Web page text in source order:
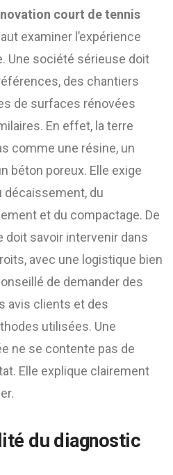
court de tennis
examiner l’expérience
Une société sérieuse doit
des chantiers
de surfaces rénovées
En effet, la terre
comme une résine, un
béton poreux. Elle exige
décaissement, du
et du compactage. De
doit savoir intervenir dans
avec une logistique bien
de demander des
avis clients et des
utilisées. Une
ne se contente pas de
Elle explique clairement
du diagnostic